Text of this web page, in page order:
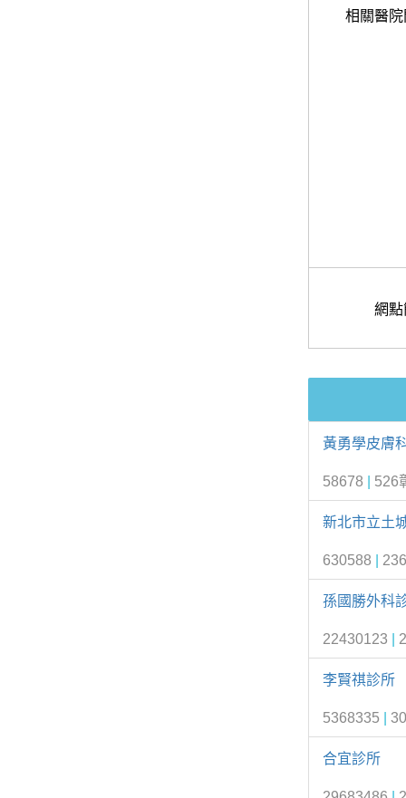
相關醫
網
黃勇學皮膚
58678 526
新北市立土
630588
孫國勝外科
22430123
李賢祺診所
5368335
合宜診所